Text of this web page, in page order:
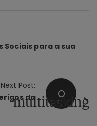
Sociais para a sua
O
Next Post:
do
multitasking